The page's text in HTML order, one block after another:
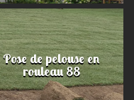
Pose de pelouse en
rouleau 88